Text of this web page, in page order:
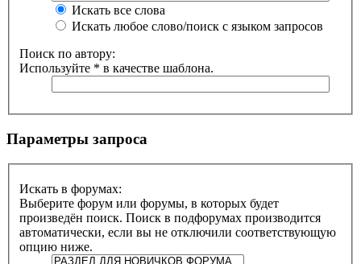
Искать все слова
Искать любое слово/поиск с языком запросов
Поиск по автору:
Используйте * в качестве шаблона.
Параметры запроса
Искать в форумах:
Выберите форум или форумы, в которых будет
произведён поиск. Поиск в подфорумах производится
автоматически, если вы не отключили соответствующую
опцию ниже.